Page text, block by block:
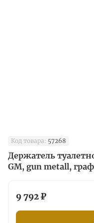
Код товара: 57268
Держатель
GM, gun metall,
9 792 ₽